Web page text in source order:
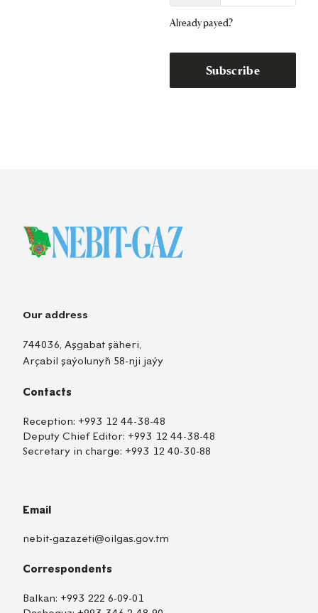
Already payed?
Subscribe
Our address
744036, Aşgabat şäheri,
Arçabil şaýolunyň 58-nji jaýy
Contacts
Reception: +993 12 44-38-48
Deputy Chief Editor: +993 12 44-38-48
Secretary in charge: +993 12 40-30-88
Email
nebit-gazazeti@oilgas.gov.tm
Correspondents
Balkan: +993 222 6-09-01